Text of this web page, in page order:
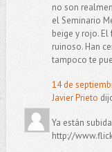
no son
el Seminario
beige y rojo.
ruinoso. Han
tampoco te
14 de
Javier Prieto
Ya están
http://